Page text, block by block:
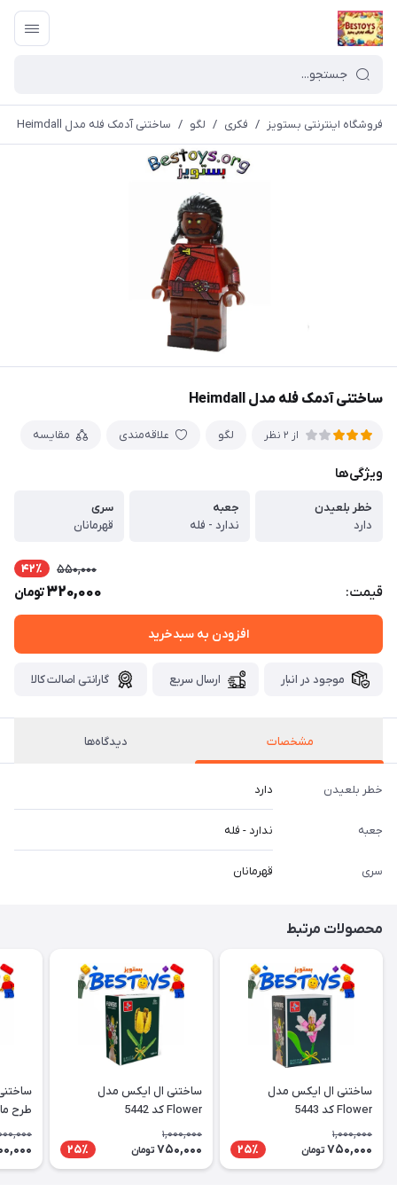
فروشگاه اینترنتی بستویز / فکری / لگو / ساختنی آدمک فله مدل Heimdall
ساختنی آدمک فله مدل Heimdall
از 2 نظر لگو علاقه‌مندی مقایسه
ویژگی‌ها
خطر بلعیدن
دارد
جعبه
ندارد - فله
سری
قهرمانان
قیمت:
550,000 42٪
320,000تومان
افزودن به سبدخرید
موجود در انبار ارسال سریع گارانتی اصالت کالا
مشخصات دیدگاه‌ها
خطر بلعیدن دارد
جعبه ندارد - فله
سری قهرمانان
محصولات مرتبط
ساختنی ال ایکس مدل
Flower کد 5443
1,000,000
750,000 تومان 25٪
ساختنی ال ایکس مدل
Flower کد 5442
1,000,000
750,000 تومان 25٪
طرح